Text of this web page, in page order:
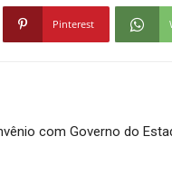
Pinterest
com Governo do